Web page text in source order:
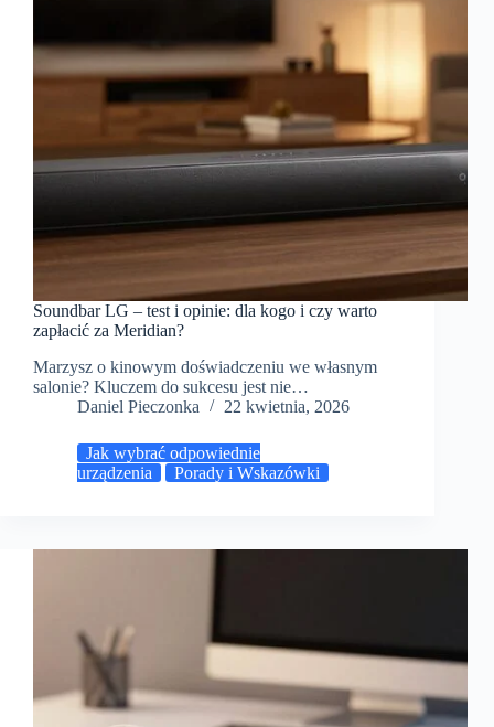
Soundbar LG – test i opinie: dla kogo i czy warto
zapłacić za Meridian?
Marzysz o kinowym doświadczeniu we własnym
salonie? Kluczem do sukcesu jest nie…
Daniel Pieczonka
22 kwietnia, 2026
Jak wybrać odpowiednie
urządzenia
Porady i Wskazówki